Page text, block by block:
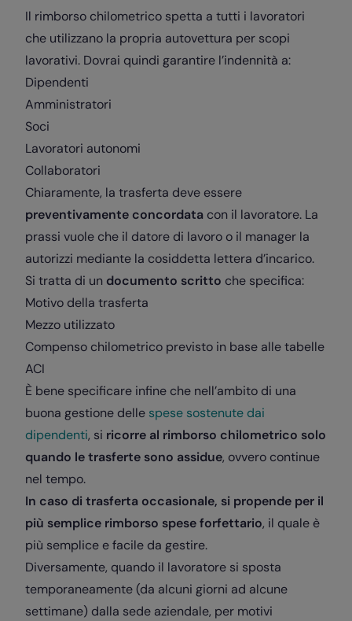
Il rimborso chilometrico spetta a tutti i lavoratori
che utilizzano la propria autovettura per scopi
lavorativi. Dovrai quindi garantire l’indennità a:
Dipendenti
Amministratori
Soci
Lavoratori autonomi
Collaboratori
Chiaramente, la trasferta deve essere
preventivamente concordata con il lavoratore. La
prassi vuole che il datore di lavoro o il manager la
autorizzi mediante la cosiddetta lettera d’incarico.
Si tratta di un documento scritto che specifica:
Motivo della trasferta
Mezzo utilizzato
Compenso chilometrico previsto in base alle tabelle
ACI
È bene specificare infine che nell’ambito di una
buona gestione delle spese sostenute dai
dipendenti, si ricorre al rimborso chilometrico solo
quando le trasferte sono assidue, ovvero continue
nel tempo.
In caso di trasferta occasionale, si propende per il
più semplice rimborso spese forfettario, il quale è
più semplice e facile da gestire.
Diversamente, quando il lavoratore si sposta
temporaneamente (da alcuni giorni ad alcune
settimane) dalla sede aziendale, per motivi